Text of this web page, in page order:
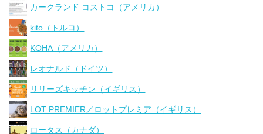
カークランド コストコ（アメリカ）
kito（トルコ）
KOHA（アメリカ）
レオナルド（ドイツ）
リリーズキッチン（イギリス）
LOT PREMIER／ロットプレミア（イギリス）
ロータス（カナダ）